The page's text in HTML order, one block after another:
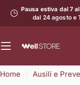
contenuto
Pausa estiva dal 7
dal 24 agosto e
Home Ausili e